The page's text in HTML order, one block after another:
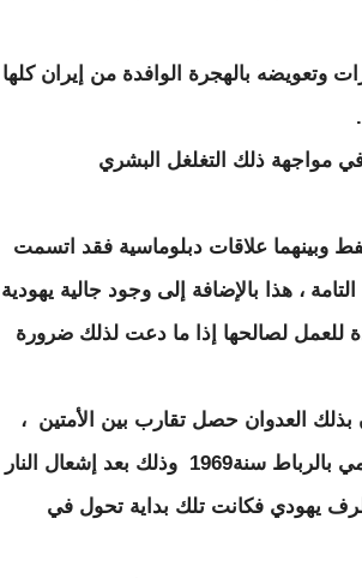
وتعويضه بالهجرة الوافدة من إيران كلها
مواجهة ذلك التغلغل البشري
وبينهما علاقات دبلوماسية فقد اتسمت
التامة ، هذا بالإضافة إلى وجود جالية يهودية
للعمل لصالحها إذا ما دعت لذلك ضرورة
وتنديد إيران بذلك العدوان حصل تقارب بين الأمتين ،
تلاه ميلاد منظمة المؤتمر الإسلامي بالرباط سنة1969 وذلك بعد إشعال النار
يهودي فكانت تلك بداية تحول في